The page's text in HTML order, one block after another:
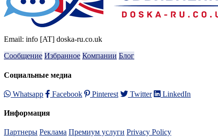
Email: info [AT] doska-ru.co.uk
Сообщение Избранное Компании Блог
Социальные медиа
Whatsapp Facebook Pinterest Twitter LinkedIn
Информация
Партнеры Реклама Премиум услуги Privacy Policy